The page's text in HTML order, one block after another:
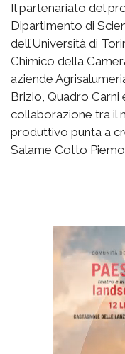
Il partenariato del
Dipartimento di
dell’Università di
Chimico della
aziende
Brizio, Quadro Carni
collaborazione tra il
produttivo punta a
Salame Cotto